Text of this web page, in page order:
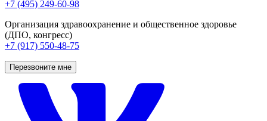
+7 (495) 249-60-98
Организация здравоохранение и общественное здоровье
(ДПО, конгресс)
+7 (917) 550-48-75
Перезвоните мне